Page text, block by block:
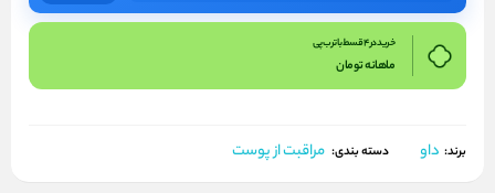
خرید در 4 قسط با ترب پی
ماهانهتومان
برند: داو دسته بندی: مراقبت از پوست